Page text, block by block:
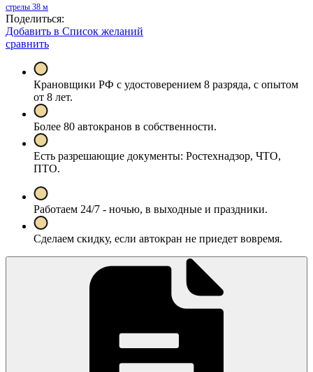
стрелы 38 м
Поделиться:
Добавить в Список желаний
сравнить
Крановщики РФ с удостоверением 8 разряда, с опытом
от 8 лет.
Более 80 автокранов в собственности.
Есть разрешающие документы: Ростехнадзор, ЧТО,
ПТО.
Работаем 24/7 - ночью, в выходные и праздники.
Сделаем скидку, если автокран не приедет вовремя.